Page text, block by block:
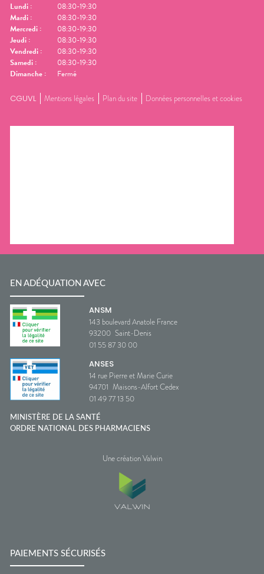
Lundi :
08:30-19:30
Mardi :
08:30-19:30
Mercredi :
08:30-19:30
Jeudi :
08:30-19:30
Vendredi :
08:30-19:30
Samedi :
08:30-19:30
Dimanche : Fermé
CGUVL Mentions légales Plan du site Données personnelles et cookies
EN ADÉQUATION AVEC
ANSM
143 boulevard Anatole France
93200 Saint-Denis
01 55 87 30 00
ANSES
14 rue Pierre et Marie Curie
94701 Maisons-Alfort Cedex
01 49 77 13 50
MINISTÈRE DE LA SANTÉ
ORDRE NATIONAL DES PHARMACIENS
Une création Valwin
PAIEMENTS SÉCURISÉS